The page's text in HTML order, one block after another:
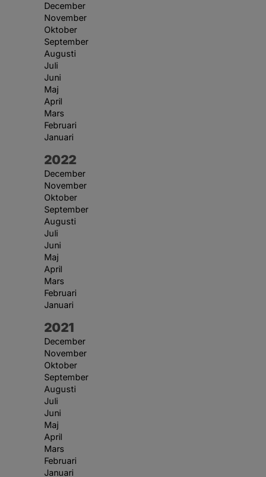
December
November
Oktober
September
Augusti
Juli
Juni
Maj
April
Mars
Februari
Januari
År:
2022
December
November
Oktober
September
Augusti
Juli
Juni
Maj
April
Mars
Februari
Januari
År:
2021
December
November
Oktober
September
Augusti
Juli
Juni
Maj
April
Mars
Februari
Januari